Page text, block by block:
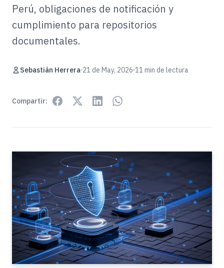
Perú, obligaciones de notificación y
cumplimiento para repositorios
documentales.
Sebastián Herrera 21 de May, 2026 11 min de lectura
Compartir: